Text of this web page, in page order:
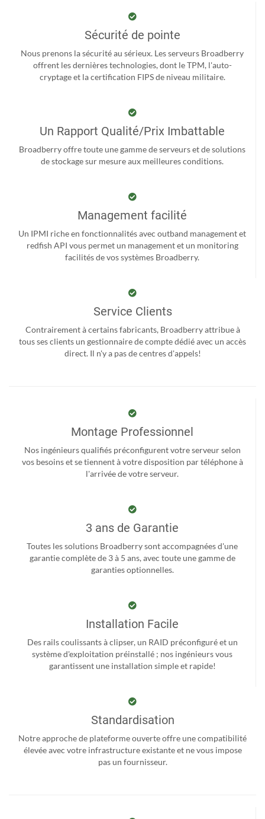
Sécurité de pointe
Nous prenons la sécurité au sérieux. Les serveurs Broadberry
offrent les dernières technologies, dont le TPM, l'auto-
cryptage et la certification FIPS de niveau militaire.
Un Rapport Qualité/Prix Imbattable
Broadberry offre toute une gamme de serveurs et de solutions
de stockage sur mesure aux meilleures conditions.
Management facilité
Un IPMI riche en fonctionnalités avec outband management et
redfish API vous permet un management et un monitoring
facilités de vos systèmes Broadberry.
Service Clients
Contrairement à certains fabricants, Broadberry attribue à
tous ses clients un gestionnaire de compte dédié avec un accès
direct. Il n'y a pas de centres d'appels!
Montage Professionnel
Nos ingénieurs qualifiés préconfigurent votre serveur selon
vos besoins et se tiennent à votre disposition par téléphone à
l'arrivée de votre serveur.
3 ans de Garantie
Toutes les solutions Broadberry sont accompagnées d'une
garantie complète de 3 à 5 ans, avec toute une gamme de
garanties optionnelles.
Installation Facile
Des rails coulissants à clipser, un RAID préconfiguré et un
système d'exploitation préinstallé ; nos ingénieurs vous
garantissent une installation simple et rapide!
Standardisation
Notre approche de plateforme ouverte offre une compatibilité
élevée avec votre infrastructure existante et ne vous impose
pas un fournisseur.